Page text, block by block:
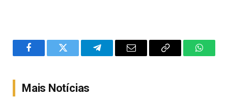
FacebookTwitter TelegramEmail
Copy
Mais Notícias